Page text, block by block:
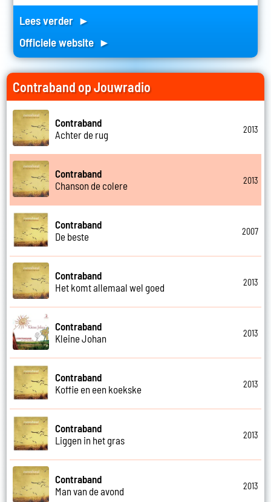
Lees verder ►
Officiele website ►
Contraband op Jouwradio
Contraband
Achter de rug
2013
Contraband
Chanson de colere
2013
Contraband
De beste
2007
Contraband
Het komt allemaal wel goed
2013
Contraband
Kleine Johan
2013
Contraband
Koffie en een koekske
2013
Contraband
Liggen in het gras
2013
Contraband
Man van de avond
2013